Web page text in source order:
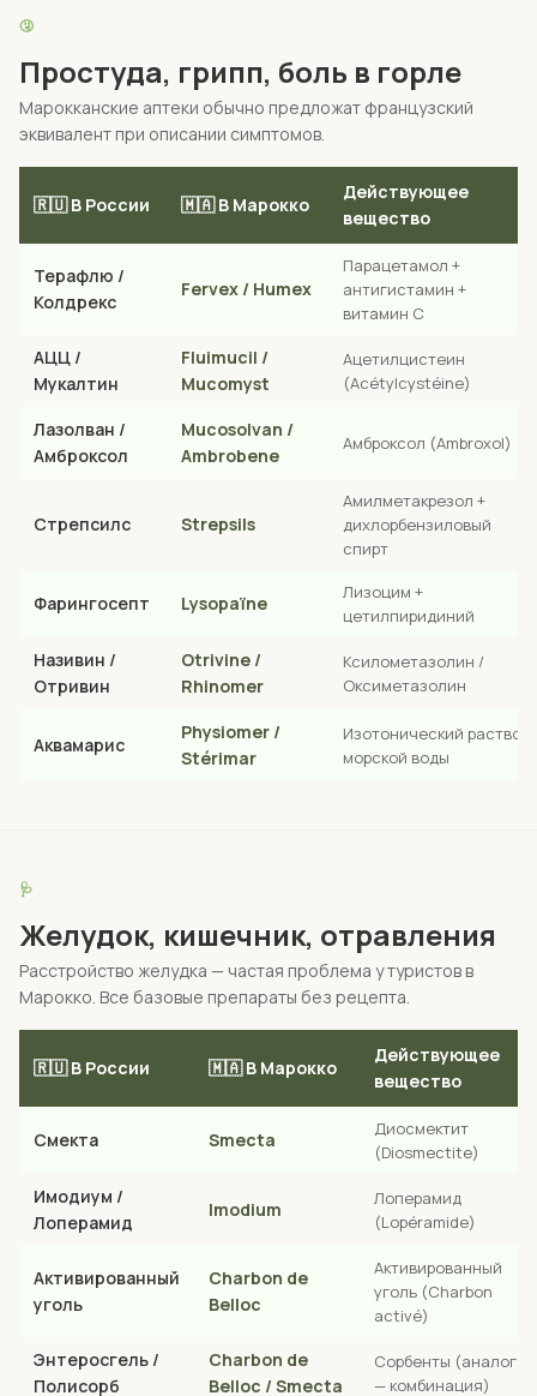
🤧
Простуда, грипп, боль в горле
Марокканские аптеки обычно предложат французский
эквивалент при описании симптомов.
🇷🇺 В России 🇲🇦 В Марокко
Действующее
вещество
Терафлю /
Колдрекс
Fervex / Humex
Парацетамол +
антигистамин +
витамин C
АЦЦ /
Мукалтин
Fluimucil /
Mucomyst
Ацетилцистеин
(Acétylcystéine)
Лазолван /
Амброксол
Mucosolvan /
Ambrobene
Амброксол (Ambroxol)
Стрепсилс Strepsils
Амилметакрезол +
дихлорбензиловый
спирт
Фарингосепт Lysopaïne
Лизоцим +
цетилпиридиний
Називин /
Отривин
Otrivine /
Rhinomer
Ксилометазолин /
Оксиметазолин
Аквамарис
Physiomer /
Stérimar
Изотонический раствор
морской воды
🩺
Желудок, кишечник, отравления
Расстройство желудка — частая проблема у туристов в
Марокко. Все базовые препараты без рецепта.
🇷🇺 В России 🇲🇦 В Марокко
Действующее
вещество
Смекта Smecta
Диосмектит
(Diosmectite)
Имодиум /
Лоперамид
Imodium
Лоперамид
(Lopéramide)
Активированный
уголь
Charbon de
Belloc
Активированный
уголь (Charbon
activé)
Энтеросгель /
Полисорб
Charbon de
Belloc / Smecta
Сорбенты (аналог
— комбинация)